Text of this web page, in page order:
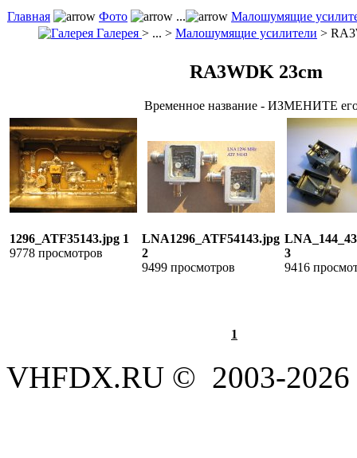
Главная Фото ...
Малошумящие
Галерея > ... > Малошумящие усилители >
RA3WDK 23cm
Временное название - ИЗМЕНИТЕ
1296_ATF35143.jpg 1
9778 просмотров
LNA1296_ATF54143.jpg
2
9499 просмотров
3
9416
1
VHFDX.RU © 2003-2026